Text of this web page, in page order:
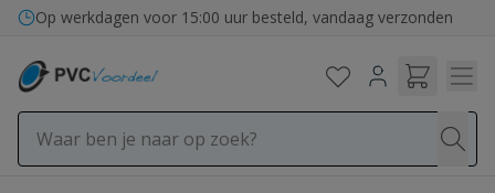
Ga naar de inhoud
Op werkdagen voor 15:00 uur besteld, vandaag verzonden